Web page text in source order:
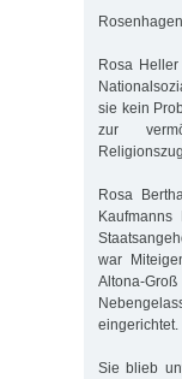
Rosa
sie kein
zur
Rosa
war
Altona-
Sie blieb